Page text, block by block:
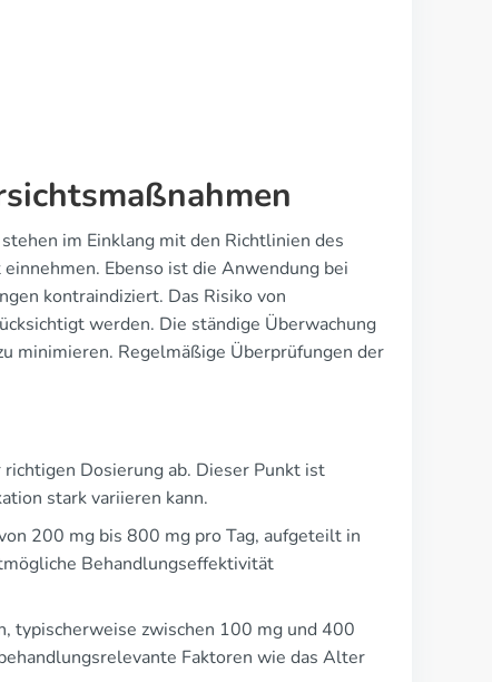
im Einklang mit den Richtlinien des
Ebenso ist die Anwendung bei
kontraindiziert. Das Risiko von
werden. Die ständige Überwachung
minimieren. Regelmäßige Überprüfungen der
Dosierung ab. Dieser Punkt ist
stark variieren kann.
200 mg bis 800 mg pro Tag, aufgeteilt in
Behandlungseffektivität
typischerweise zwischen 100 mg und 400
Faktoren wie das Alter